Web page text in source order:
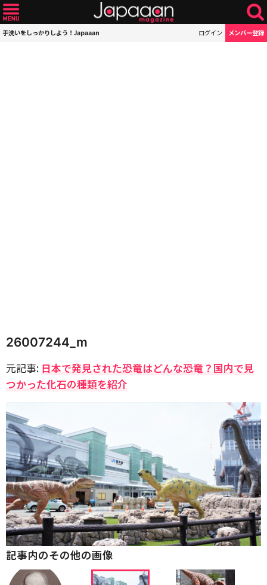
手洗いをしっかりしよう！Japaaan ログイン メンバー登録
26007244_m
元記事: 日本で発見された恐竜はどんな恐竜？国内で見
つかった化石の種類を紹介
記事内のその他の画像